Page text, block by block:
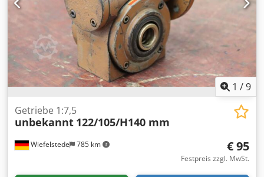
1 /9
Wiefelstede 785 km
Getriebe 1:7,5
unbekannt 122/105/H140 mm
€ 95
Festpreis zzgl. MwSt.